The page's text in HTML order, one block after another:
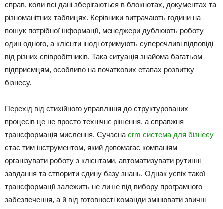
справ, коли всі дані зберігаються в блокнотах, документах та
різноманітних таблицях. Керівники витрачають години на
пошук потрібної інформації, менеджери дублюють роботу
один одного, а клієнти іноді отримують суперечливі відповіді
від різних співробітників. Така ситуація знайома багатьом
підприємцям, особливо на початкових етапах розвитку
бізнесу.
Перехід від стихійного управління до структурованих
процесів це не просто технічне рішення, а справжня
трансформація мислення. Сучасна crm система для бізнесу
стає тим інструментом, який допомагає компаніям
організувати роботу з клієнтами, автоматизувати рутинні
завдання та створити єдину базу знань. Однак успіх такої
трансформації залежить не лише від вибору програмного
забезпечення, а й від готовності команди змінювати звичні